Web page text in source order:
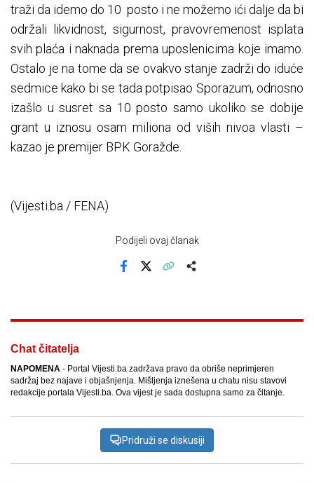
traži da idemo do 10 posto i ne možemo ići dalje da bi
održali likvidnost, sigurnost, pravovremenost isplata
svih plaća i naknada prema uposlenicima koje imamo.
Ostalo je na tome da se ovakvo stanje zadrži do iduće
sedmice kako bi se tada potpisao Sporazum, odnosno
izašlo u susret sa 10 posto samo ukoliko se dobije
grant u iznosu osam miliona od viših nivoa vlasti –
kazao je premijer BPK Goražde.
(Vijesti.ba / FENA)
Podijeli ovaj članak
Chat čitatelja
NAPOMENA - Portal Vijesti.ba zadržava pravo da obriše neprimjeren
sadržaj bez najave i objašnjenja. Mišljenja iznešena u chatu nisu stavovi
redakcije portala Vijesti.ba. Ova vijest je sada dostupna samo za čitanje.
Pridruži se diskusiji